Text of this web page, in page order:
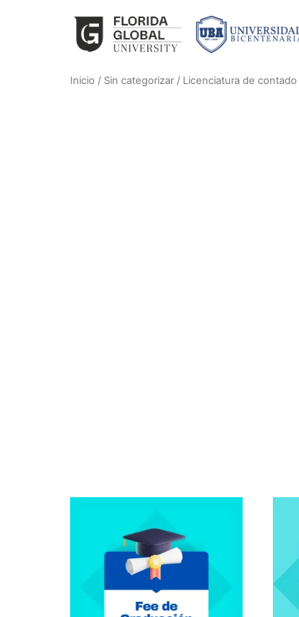
Inicio / Sin categorizar / Licenciatura de contado